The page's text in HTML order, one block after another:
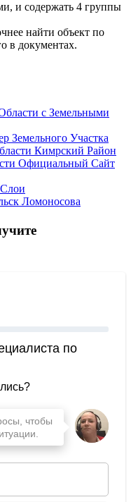
и содержать 4 группы
найти объект по
в документах.
с Земельными
Земельного Участка
Кимрский Район
Официальный Сайт
Ломоносова